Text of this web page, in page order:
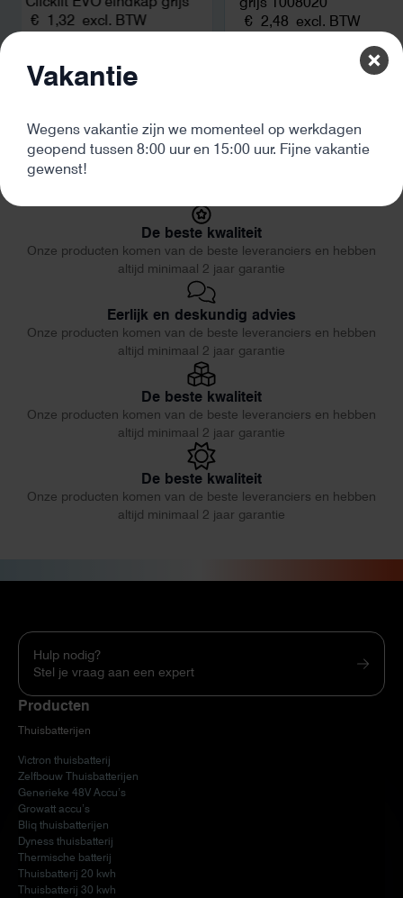
€ 1,32 excl. BTW
€ 2,48 excl. BTW
De beste kwaliteit
Onze producten komen van de beste leveranciers en hebben
altijd minimaal 2 jaar garantie
Eerlijk en deskundig advies
Onze producten komen van de beste leveranciers en hebben
altijd minimaal 2 jaar garantie
De beste kwaliteit
Onze producten komen van de beste leveranciers en hebben
altijd minimaal 2 jaar garantie
De beste kwaliteit
Onze producten komen van de beste leveranciers en hebben
altijd minimaal 2 jaar garantie
Hulp nodig?
Stel je vraag aan een expert
Producten
Thuisbatterijen
Victron thuisbatterij
Zelfbouw Thuisbatterijen
Generieke 48V Accu’s
Growatt accu’s
Bliq thuisbatterijen
Dyness thuisbatterij
Thermische batterij
Thuisbatterij 20 kwh
Thuisbatterij 30 kwh
Vakantie
Wegens vakantie zijn we momenteel op werkdagen
geopend tussen 8:00 uur en 15:00 uur. Fijne vakantie
gewenst!